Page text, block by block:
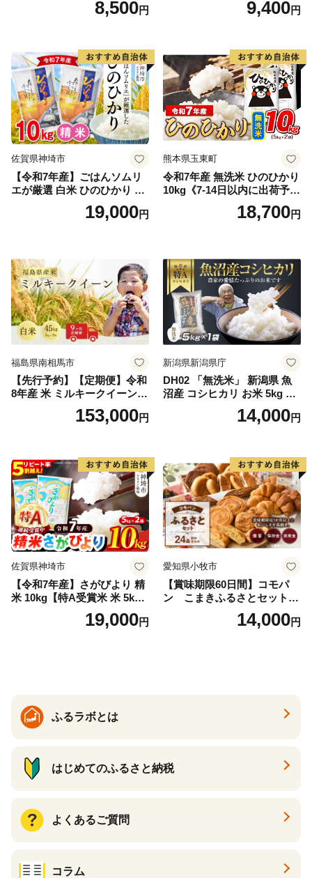
精米 5キロ おこめ こめ コメ
野町産 Elevation
8,500円
高レビュー｜人気米 熊本県
9,400円
佐賀県神埼市
【令和7年産】ごはんソムリ
エが厳選 白米 ひのひかり 10
米 10kg 5kg×2 ひのひかり ブ
19,000円
熊本県玉東町
令和7年産 無洗米 ひのひかり
10kg《7-14日以内に出荷予定
(土日祝除く)》コメ 米 無洗米
令和7年産 高レビュー｜人気
18,700円
福島県南相馬市
【先行予約】【定期便】令和
8年産 米 ミルキークイーン
白米 45kg (5kg×9回) | ミルキ
ークイーン 米5kg 福島 福島
福島県 南相馬市 cu006-ae
153,000円
新潟県新潟県庁
DH02 「無洗米」 新潟県 魚
沼産 コシヒカリ お米 5kg こ
しひかり 精米 米（お米の美
味しい炊き方ガイド付き）
14,000円
佐賀県神埼市
【令和7年産】さがびより 精
米 10kg【特A受賞米 米 5kg×
2袋 お米 コメ こめ 国産 美味
しい ブランド米 人気 ランキ
19,000円
愛知県小牧市
【賞味期限60日間】コモパ
ン こまきふるさとセット
（24個入り）／災害用備蓄
保存食 非常食 防災グッズに
14,000円
ふるラボとは
はじめてのふるさと納税
よくあるご質問
コラム